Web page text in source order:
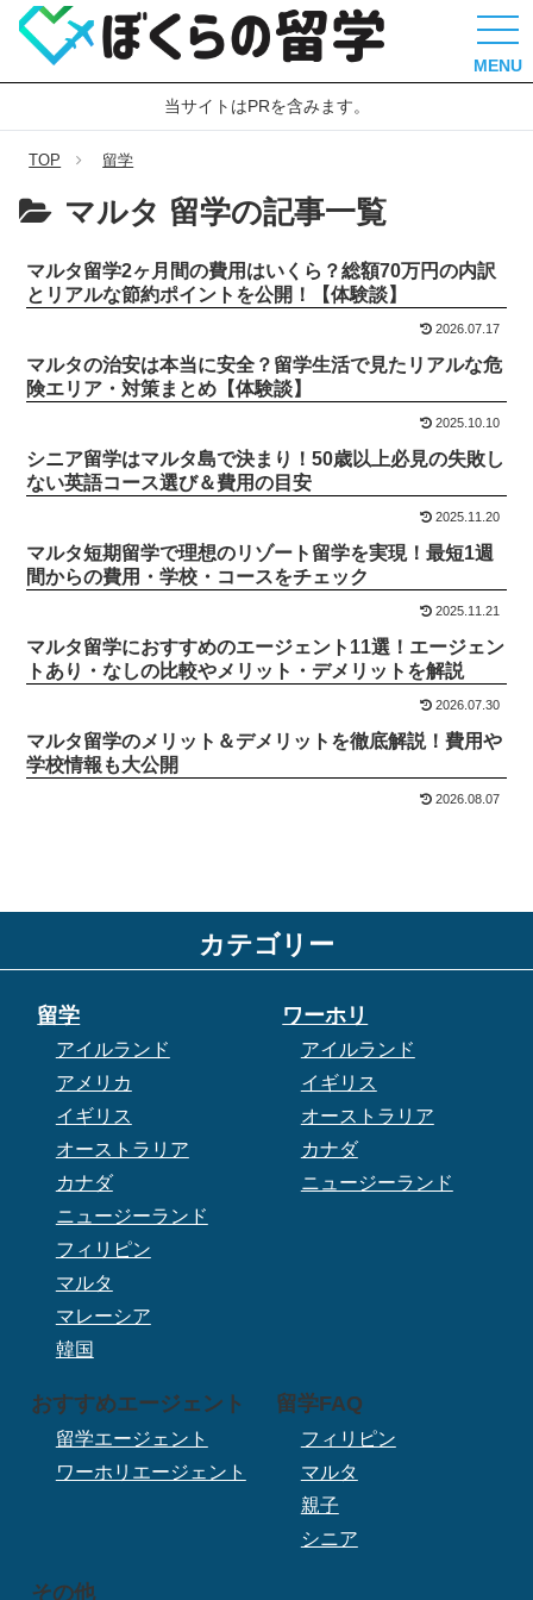
MENU
当サイトはPRを含みます。
TOP 留学
マルタ 留学の記事一覧
マルタ留学2ヶ月間の費用はいくら？総額70万円の内訳
とリアルな節約ポイントを公開！【体験談】
2026.07.17
マルタの治安は本当に安全？留学生活で見たリアルな危
険エリア・対策まとめ【体験談】
2025.10.10
シニア留学はマルタ島で決まり！50歳以上必見の失敗し
ない英語コース選び＆費用の目安
2025.11.20
マルタ短期留学で理想のリゾート留学を実現！最短1週
間からの費用・学校・コースをチェック
2025.11.21
マルタ留学におすすめのエージェント11選！エージェン
トあり・なしの比較やメリット・デメリットを解説
2026.07.30
マルタ留学のメリット＆デメリットを徹底解説！費用や
学校情報も大公開
2026.08.07
カテゴリー
留学
アイルランド
アメリカ
イギリス
オーストラリア
カナダ
ニュージーランド
フィリピン
マルタ
マレーシア
韓国
ワーホリ
アイルランド
イギリス
オーストラリア
カナダ
ニュージーランド
おすすめエージェント
留学エージェント
ワーホリエージェント
留学FAQ
フィリピン
マルタ
親子
シニア
その他